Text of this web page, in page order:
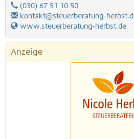
(030) 67 51 10 50
kontakt@steuerberatung-
www.steuerberatung-herbst.de
Anzeige